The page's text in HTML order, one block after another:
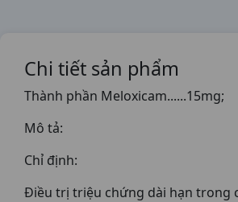
Chi tiết sản phẩm
Thành phần Meloxicam......15mg;
Mô tả:
Chỉ định:
Điều trị triệu chứng dài hạn trong